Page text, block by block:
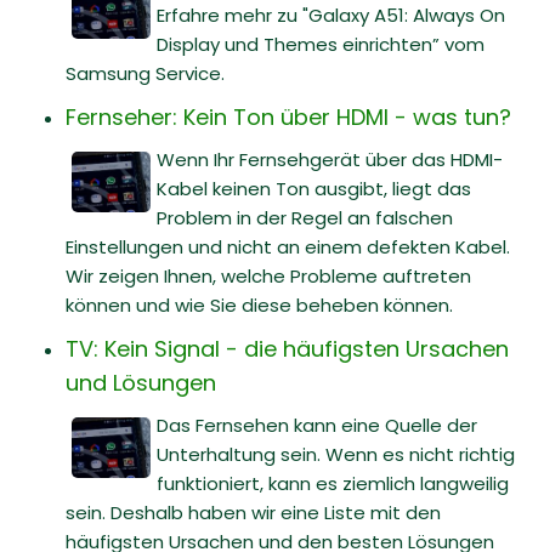
Erfahre mehr zu "Galaxy A51: Always On
Display und Themes einrichten” vom
Samsung Service.
Fernseher: Kein Ton über HDMI - was tun?
Wenn Ihr Fernsehgerät über das HDMI-
Kabel keinen Ton ausgibt, liegt das
Problem in der Regel an falschen
Einstellungen und nicht an einem defekten Kabel.
Wir zeigen Ihnen, welche Probleme auftreten
können und wie Sie diese beheben können.
TV: Kein Signal - die häufigsten Ursachen
und Lösungen
Das Fernsehen kann eine Quelle der
Unterhaltung sein. Wenn es nicht richtig
funktioniert, kann es ziemlich langweilig
sein. Deshalb haben wir eine Liste mit den
häufigsten Ursachen und den besten Lösungen